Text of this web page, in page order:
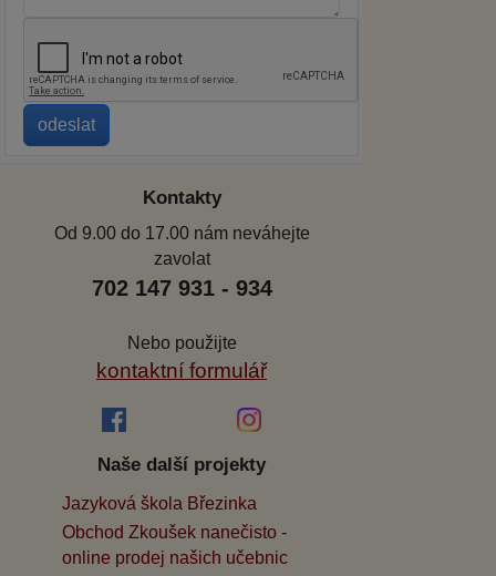
Kontakty
Od 9.00 do 17.00 nám neváhejte
zavolat
702 147 931 - 934
Nebo použijte
kontaktní formulář
Naše další projekty
Jazyková škola Březinka
Obchod Zkoušek nanečisto -
online prodej našich učebnic